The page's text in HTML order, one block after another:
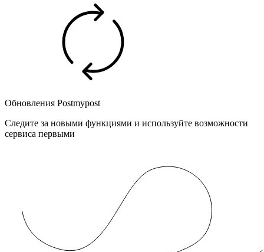
Обновления Postmypost
Следите за новыми функциями и используйте возможности
сервиса первыми